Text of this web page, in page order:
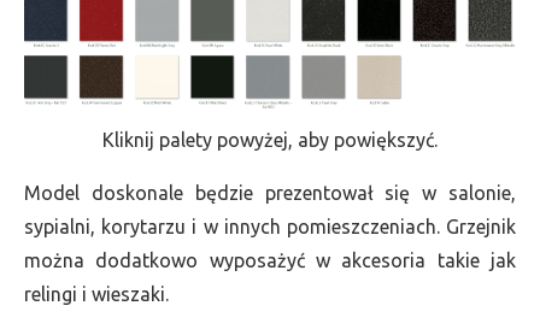
Kliknij palety powyżej, aby powiększyć.
Model doskonale będzie prezentował się w salonie,
sypialni, korytarzu i w innych pomieszczeniach. Grzejnik
można dodatkowo wyposażyć w akcesoria takie jak
relingi i wieszaki.